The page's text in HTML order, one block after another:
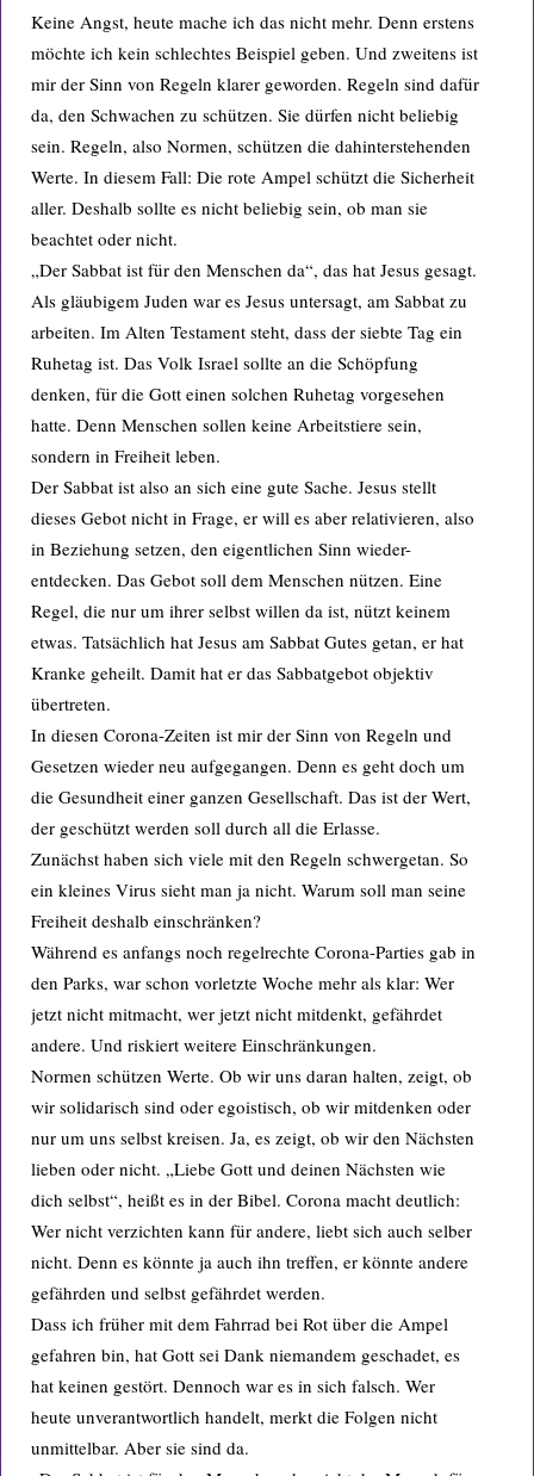
Keine Angst, heute mache ich das nicht mehr. Denn erstens
möchte ich kein schlechtes Beispiel geben. Und zweitens ist
mir der Sinn von Regeln klarer geworden. Regeln sind dafür
da, den Schwachen zu schützen. Sie dürfen nicht beliebig
sein. Regeln, also Normen, schützen die dahinterstehenden
Werte. In diesem Fall: Die rote Ampel schützt die Sicherheit
aller. Deshalb sollte es nicht beliebig sein, ob man sie
beachtet oder nicht.
„Der Sabbat ist für den Menschen da“, das hat Jesus gesagt.
Als gläubigem Juden war es Jesus untersagt, am Sabbat zu
arbeiten. Im Alten Testament steht, dass der siebte Tag ein
Ruhetag ist. Das Volk Israel sollte an die Schöpfung
denken, für die Gott einen solchen Ruhetag vorgesehen
hatte. Denn Menschen sollen keine Arbeitstiere sein,
sondern in Freiheit leben.
Der Sabbat ist also an sich eine gute Sache. Jesus stellt
dieses Gebot nicht in Frage, er will es aber relativieren, also
in Beziehung setzen, den eigentlichen Sinn wieder-
entdecken. Das Gebot soll dem Menschen nützen. Eine
Regel, die nur um ihrer selbst willen da ist, nützt keinem
etwas. Tatsächlich hat Jesus am Sabbat Gutes getan, er hat
Kranke geheilt. Damit hat er das Sabbatgebot objektiv
übertreten.
In diesen Corona-Zeiten ist mir der Sinn von Regeln und
Gesetzen wieder neu aufgegangen. Denn es geht doch um
die Gesundheit einer ganzen Gesellschaft. Das ist der Wert,
der geschützt werden soll durch all die Erlasse.
Zunächst haben sich viele mit den Regeln schwergetan. So
ein kleines Virus sieht man ja nicht. Warum soll man seine
Freiheit deshalb einschränken?
Während es anfangs noch regelrechte Corona-Parties gab in
den Parks, war schon vorletzte Woche mehr als klar: Wer
jetzt nicht mitmacht, wer jetzt nicht mitdenkt, gefährdet
andere. Und riskiert weitere Einschränkungen.
Normen schützen Werte. Ob wir uns daran halten, zeigt, ob
wir solidarisch sind oder egoistisch, ob wir mitdenken oder
nur um uns selbst kreisen. Ja, es zeigt, ob wir den Nächsten
lieben oder nicht. „Liebe Gott und deinen Nächsten wie
dich selbst“, heißt es in der Bibel. Corona macht deutlich:
Wer nicht verzichten kann für andere, liebt sich auch selber
nicht. Denn es könnte ja auch ihn treffen, er könnte andere
gefährden und selbst gefährdet werden.
Dass ich früher mit dem Fahrrad bei Rot über die Ampel
gefahren bin, hat Gott sei Dank niemandem geschadet, es
hat keinen gestört. Dennoch war es in sich falsch. Wer
heute unverantwortlich handelt, merkt die Folgen nicht
unmittelbar. Aber sie sind da.